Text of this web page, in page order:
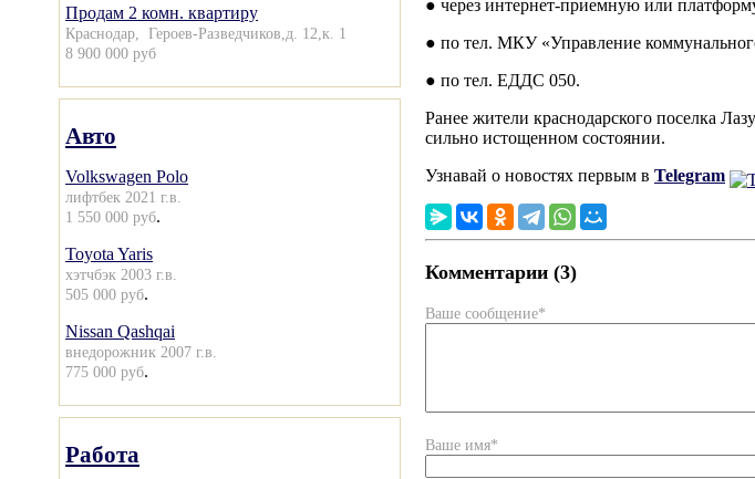
Продам 2 комн. квартиру
Краснодар, Героев-Разведчиков,д. 12,к. 1
8 900 000 руб
Авто
Volkswagen Polo
лифтбек 2021 г.в.
1 550 000 руб.
Toyota Yaris
хэтчбэк 2003 г.в.
505 000 руб.
Nissan Qashqai
внедорожник 2007 г.в.
775 000 руб.
Работа
● через интернет-приемную или
● по тел. МКУ «Управление
● по тел. ЕДДС 050.
Ранее жители краснодарского поселка
сильно истощенном состоянии.
Узнавай о новостях первым в Telegram
Комментарии (3)
Ваше сообщение*
Ваше имя*